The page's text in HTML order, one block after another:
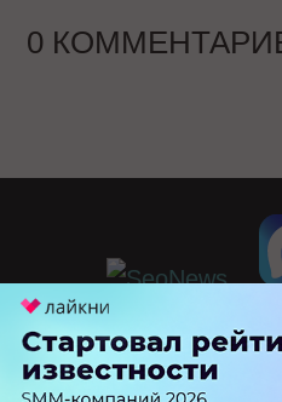
0
ПЕРЕЙТИ НА
© SEOnews.ru Все